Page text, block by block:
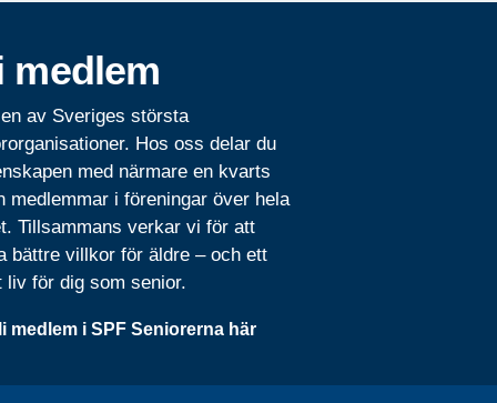
medlem
av Sveriges största
Hos oss delar du
med närmare en kvarts
medlemmar i föreningar över hela
Tillsammans verkar vi för att
bättre villkor för äldre – och ett
liv för dig som senior.
medlem i SPF Seniorerna här